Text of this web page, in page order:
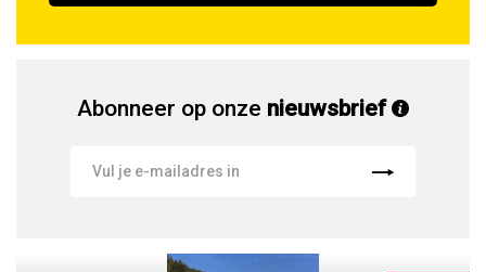
Abonneer op onze nieuwsbrief